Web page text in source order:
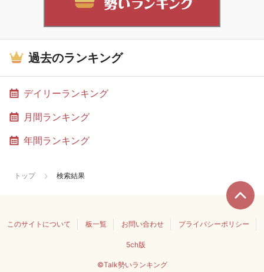
過去のランキング
デイリーランキング
月間ランキング
年間ランキング
トップ 検索結果
このサイトについて 板一覧 お問い合わせ プライバシーポリシー
5ch版
©Talk勢いランキング